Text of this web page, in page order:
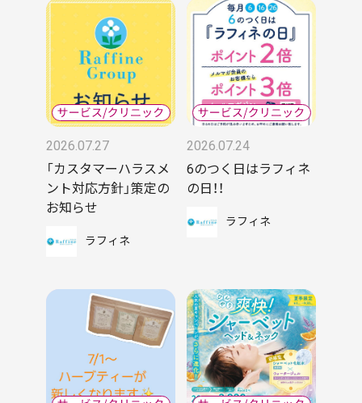
2026.07.27
「カスタマーハラスメ
ント対応方針」策定の
お知らせ
ラフィネ
2026.07.24
6のつく日はラフィネ
の日！！
ラフィネ